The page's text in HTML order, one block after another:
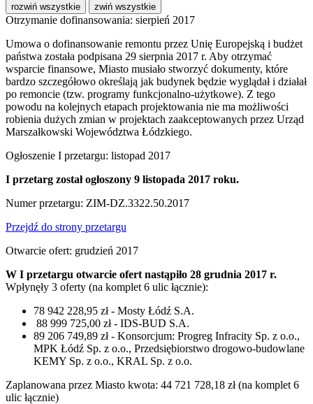
rozwiń wszystkie zwiń wszystkie
Otrzymanie dofinansowania: sierpień 2017
Umowa o dofinansowanie remontu przez Unię Europejską i budżet
państwa została podpisana 29 sierpnia 2017 r. Aby otrzymać
wsparcie finansowe, Miasto musiało stworzyć dokumenty, które
bardzo szczegółowo określają jak budynek będzie wyglądał i działał
po remoncie (tzw. programy funkcjonalno-użytkowe). Z tego
powodu na kolejnych etapach projektowania nie ma możliwości
robienia dużych zmian w projektach zaakceptowanych przez Urząd
Marszałkowski Województwa Łódzkiego.
Ogłoszenie I przetargu: listopad 2017
I przetarg został ogłoszony 9 listopada 2017 roku.
Numer przetargu: ZIM-DZ.3322.50.2017
Przejdź do strony przetargu
Otwarcie ofert: grudzień 2017
W I przetargu otwarcie ofert nastąpiło 28 grudnia 2017 r.
Wpłynęły 3 oferty (na komplet 6 ulic łącznie):
78 942 228,95 zł - Mosty Łódź S.A.
88 999 725,00 zł - IDS-BUD S.A.
89 206 749,89 zł - Konsorcjum: Progreg Infracity Sp. z o.o.,
MPK Łódź Sp. z o.o., Przedsiębiorstwo drogowo-budowlane
KEMY Sp. z o.o., KRAL Sp. z o.o.
Zaplanowana przez Miasto kwota: 44 721 728,18 zł (na komplet 6
ulic łącznie)